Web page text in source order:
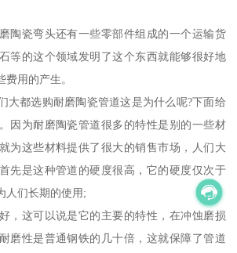
陶瓷弯头还有一些零部件组成的一个运输货
等的这个领域发明了这个东西就能够很好地
用的产生。
大都选购耐磨陶瓷管道这是为什么呢?下面给
因为耐磨陶瓷管道很多的特性是别的一些材
为这些材料提供了很大的销售市场，人们大
先是这种管道的硬度很高，它的硬度仅次于
人们长期的使用;
，这可以说是它的主要的特性，在冲蚀磨损
磨性是普通钢铁的几十倍，这就保障了管道